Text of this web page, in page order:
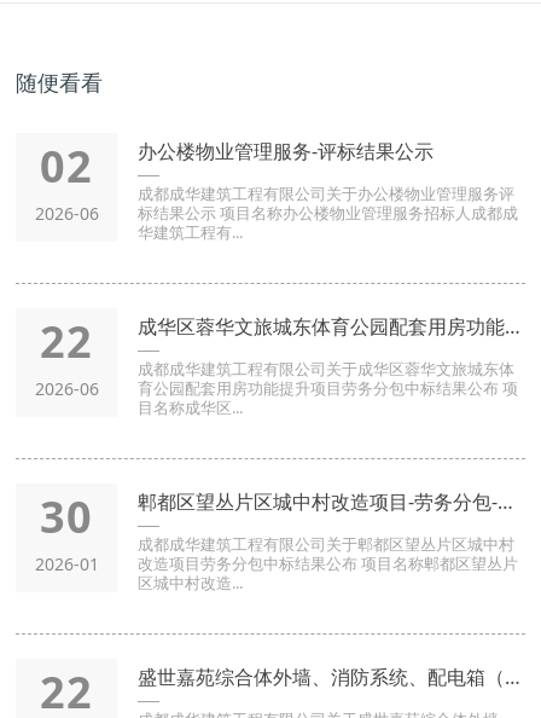
随便看看
办公楼物业管理服务-评标结果公示
成都成华建筑工程有限公司关于办公楼物业管理服务评
标结果公示 项目名称办公楼物业管理服务招标人成都成
华建筑工程有...
02
2026-06
成华区蓉华文旅城东体育公园配套用房功能提升项目-劳务分包-中
成都成华建筑工程有限公司关于成华区蓉华文旅城东体
育公园配套用房功能提升项目劳务分包中标结果公布 项
目名称成华区...
22
2026-06
郫都区望丛片区城中村改造项目-劳务分包-中标结果公布
成都成华建筑工程有限公司关于郫都区望丛片区城中村
改造项目劳务分包中标结果公布 项目名称郫都区望丛片
区城中村改造...
30
2026-01
盛世嘉苑综合体外墙、消防系统、配电箱（柜）二次维修整改项目-
22